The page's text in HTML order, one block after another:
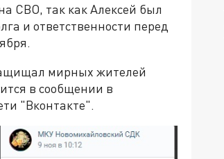
СВО, так как Алексей был
и ответственности перед
мирных жителей
в сообщении в
"Вконтакте".